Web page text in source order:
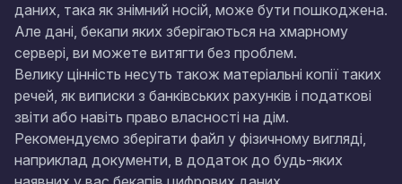
даних, така як знімний носій, може бути пошкоджена.
Але дані, бекапи яких зберігаються на хмарному
сервері, ви можете витягти без проблем.
Велику цінність несуть також матеріальні копії таких
речей, як виписки з банківських рахунків і податкові
звіти або навіть право власності на дім.
Рекомендуємо зберігати файл у фізичному вигляді,
наприклад документи, в додаток до будь-яких